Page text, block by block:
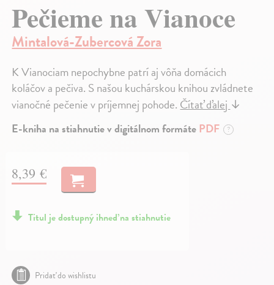
Pečieme na Vianoce
Mintalová-Zubercová Zora
K Vianociam nepochybne patrí aj vôňa domácich
koláčov a pečiva. S našou kuchárskou knihou zvládnete
vianočné pečenie v príjemnej pohode.Čítať ďalej↓
E-kniha na stiahnutie v digitálnom formátePDF ?
8,39 €
Titul je dostupný ihneď na stiahnutie
Pridať do wishlistu